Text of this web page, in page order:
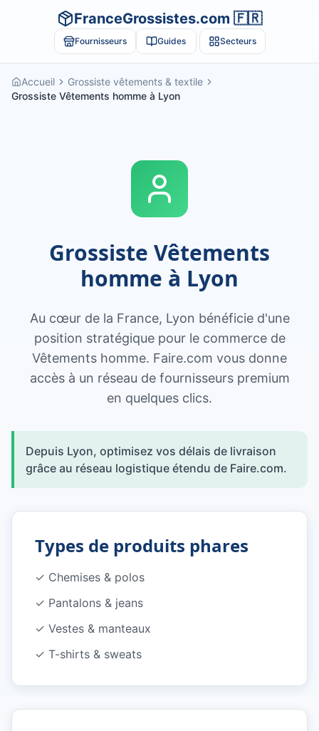
FranceGrossistes.com 🇫🇷
Fournisseurs Guides Secteurs
Accueil
Grossiste vêtements & textile
Grossiste Vêtements homme à Lyon
Grossiste Vêtements
homme à Lyon
Au cœur de la France, Lyon bénéficie d'une
position stratégique pour le commerce de
Vêtements homme. Faire.com vous donne
accès à un réseau de fournisseurs premium
en quelques clics.
Depuis Lyon, optimisez vos délais de livraison
grâce au réseau logistique étendu de Faire.com.
Types de produits phares
✓ Chemises & polos
✓ Pantalons & jeans
✓ Vestes & manteaux
✓ T-shirts & sweats